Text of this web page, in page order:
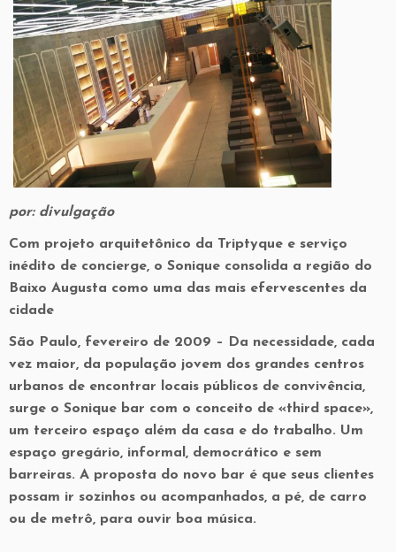
por: divulgação
Com projeto arquitetônico da Triptyque e serviço
inédito de concierge, o Sonique consolida a região do
Baixo Augusta como uma das mais efervescentes da
cidade
São Paulo, fevereiro de 2009 – Da necessidade, cada
vez maior, da população jovem dos grandes centros
urbanos de encontrar locais públicos de convivência,
surge o Sonique bar com o conceito de «third space»,
um terceiro espaço além da casa e do trabalho. Um
espaço gregário, informal, democrático e sem
barreiras. A proposta do novo bar é que seus clientes
possam ir sozinhos ou acompanhados, a pé, de carro
ou de metrô, para ouvir boa música.